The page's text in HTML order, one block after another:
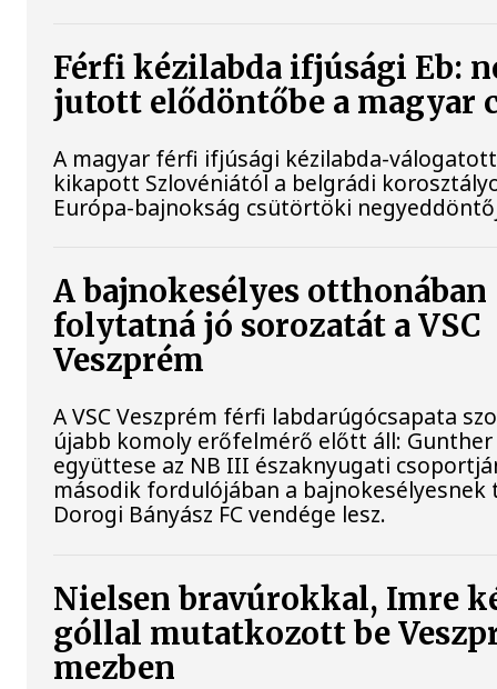
Férfi kézilabda ifjúsági Eb:
jutott elődöntőbe a magyar
A magyar férfi ifjúsági kézilabda-
kikapott Szlovéniától a belgrádi
Európa-bajnokság csütörtöki
A bajnokesélyes otthonában
folytatná jó sorozatát a VSC
Veszprém
A VSC Veszprém férfi labdarúgócsapata
újabb komoly erőfelmérő előtt áll:
együttese az NB III északnyugati
második fordulójában a
Dorogi Bányász FC vendége lesz.
Nielsen bravúrokkal, Imre
góllal mutatkozott be
mezben